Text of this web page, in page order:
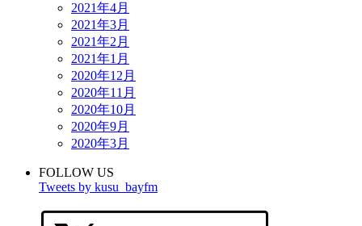
2021年4月
2021年3月
2021年2月
2021年1月
2020年12月
2020年11月
2020年10月
2020年9月
2020年3月
FOLLOW US
Tweets by kusu_bayfm